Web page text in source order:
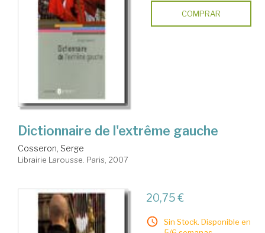
COMPRAR
Dictionnaire de l'extrême gauche
Cosseron, Serge
Librairie Larousse. Paris, 2007
20,75 €
Sin Stock. Disponible en